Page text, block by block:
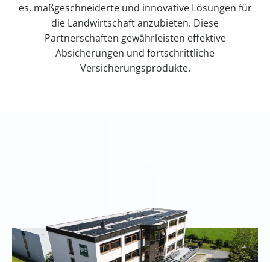
es, maßgeschneiderte und innovative Lösungen für
die Landwirtschaft anzubieten. Diese
Partnerschaften gewährleisten effektive
Absicherungen und fortschrittliche
Versicherungsprodukte.